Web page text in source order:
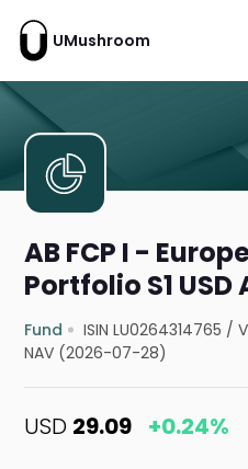
UMushroom
AB FCP I -
Portfolio S1 USD
Fund ISIN LU0264314765 /
NAV (2026-07-28)
USD 29.09 +0.24%